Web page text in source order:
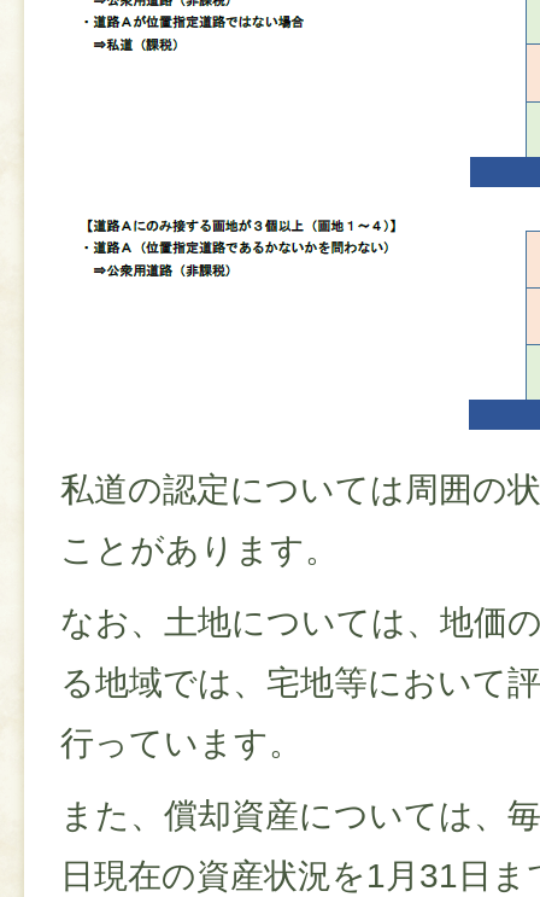
私道の認定については周囲の
ことがあります。
なお、土地については、地価
る地域では、宅地等において
行っています。
また、償却資産については、
日現在の資産状況を1月31日